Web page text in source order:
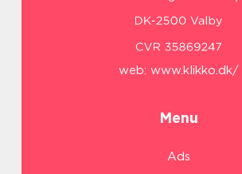
web: www.klikko.dk/
Menu
Ads